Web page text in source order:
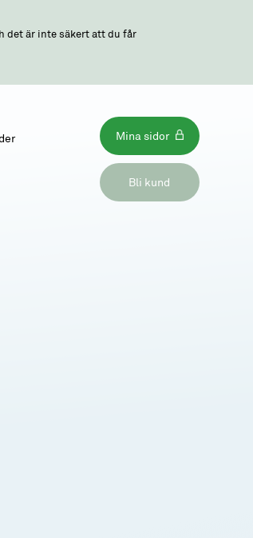
det är inte säkert att du får
Bli kund
Mina sidor